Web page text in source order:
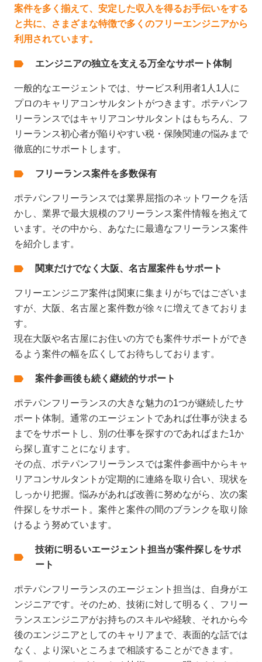
案件を多く揃えて、安定した収入を得るお手伝いをする
と共に、さまざまな特徴で多くのフリーエンジニアから
利用されています。
エンジニアの独立を支える万全なサポート体制
一般的なエージェントでは、サービス利用者1人1人に
プロのキャリアコンサルタントがつきます。ポテパンフ
リーランスではキャリアコンサルタントはもちろん、フ
リーランス初心者が陥りやすい税・保険関連の悩みまで
徹底的にサポートします。
フリーランス案件を多数保有
ポテパンフリーランスでは業界屈指のネットワークを活
かし、業界で最大規模のフリーランス案件情報を抱えて
います。その中から、あなたに最適なフリーランス案件
を紹介します。
関東だけでなく大阪、名古屋案件もサポート
フリーエンジニア案件は関東に集まりがちではございま
すが、大阪、名古屋と案件数が徐々に増えてきておりま
す。
現在大阪や名古屋にお住いの方でも案件サポートができ
るよう案件の幅を広くしてお待ちしております。
案件参画後も続く継続的サポート
ポテパンフリーランスの大きな魅力の1つが継続したサ
ポート体制。通常のエージェントであれば仕事が決まる
までをサポートし、別の仕事を探すのであればまた1か
ら探し直すことになります。
その点、ポテパンフリーランスでは案件参画中からキャ
リアコンサルタントが定期的に連絡を取り合い、現状を
しっかり把握。悩みがあれば改善に努めながら、次の案
件探しをサポート。案件と案件の間のブランクを取り除
けるよう努めています。
技術に明るいエージェント担当が案件探しをサポ
ート
ポテパンフリーランスのエージェント担当は、自身がエ
ンジニアです。そのため、技術に対して明るく、フリー
ランスエンジニアがお持ちのスキルや経験、それから今
後のエンジニアとしてのキャリアまで、表面的な話では
なく、より深いところまで相談することができます。